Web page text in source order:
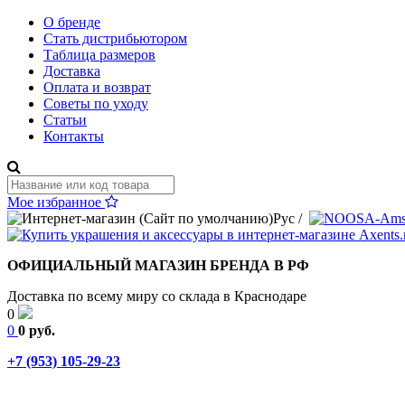
О бренде
Стать дистрибьютором
Таблица размеров
Доставка
Оплата и возврат
Советы по уходу
Статьи
Контакты
Мое избранное
Рус /
ОФИЦИАЛЬНЫЙ МАГАЗИН БРЕНДА В РФ
Доставка по всему миру со склада в Краснодаре
0
0 0 руб.
+7 (953) 105-29-23